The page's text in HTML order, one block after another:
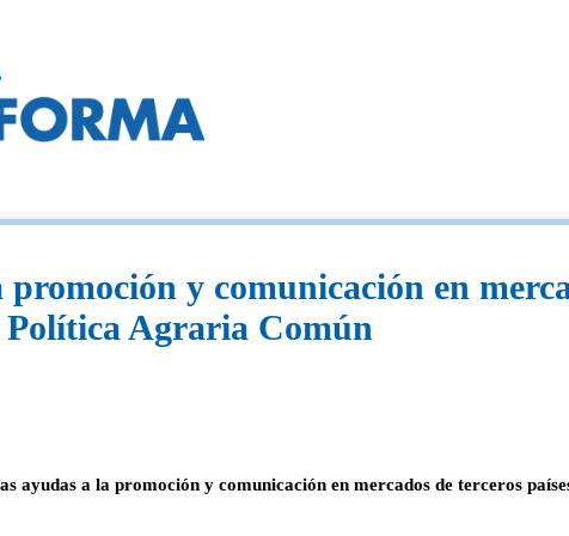
y comunicación en
Agraria Común
ayudas a la promoción y comunicación en mercados de terceros